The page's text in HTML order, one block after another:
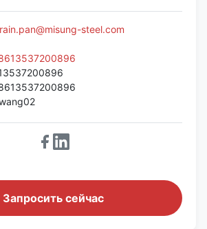
steel.com
Запросить сейчас